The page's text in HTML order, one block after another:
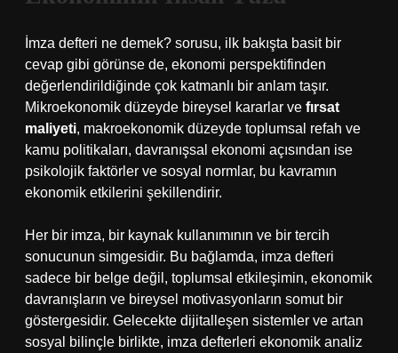
İmza defteri ne demek? sorusu, ilk bakışta basit bir
cevap gibi görünse de, ekonomi perspektifinden
değerlendirildiğinde çok katmanlı bir anlam taşır.
Mikroekonomik düzeyde bireysel kararlar ve fırsat
maliyeti, makroekonomik düzeyde toplumsal refah ve
kamu politikaları, davranışsal ekonomi açısından ise
psikolojik faktörler ve sosyal normlar, bu kavramın
ekonomik etkilerini şekillendirir.
Her bir imza, bir kaynak kullanımının ve bir tercih
sonucunun simgesidir. Bu bağlamda, imza defteri
sadece bir belge değil, toplumsal etkileşimin, ekonomik
davranışların ve bireysel motivasyonların somut bir
göstergesidir. Gelecekte dijitalleşen sistemler ve artan
sosyal bilinçle birlikte, imza defterleri ekonomik analiz